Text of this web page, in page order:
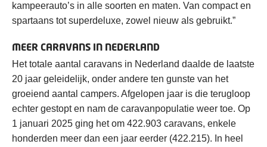
kampeerauto’s in alle soorten en maten. Van compact en
spartaans tot superdeluxe, zowel nieuw als gebruikt.”
MEER CARAVANS IN NEDERLAND
Het totale aantal caravans in Nederland daalde de laatste
20 jaar geleidelijk, onder andere ten gunste van het
groeiend aantal campers. Afgelopen jaar is die terugloop
echter gestopt en nam de caravanpopulatie weer toe. Op
1 januari 2025 ging het om 422.903 caravans, enkele
honderden meer dan een jaar eerder (422.215). In heel